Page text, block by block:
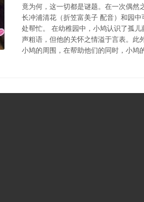
竟为何，这一切都是谜题。在一次偶
长冲浦清花（折笠富美子 配音）和园
处帮忙。 在幼稚园中，小鸠认识了孤
声粗语，但他的关怀之情溢于言表。此
小鸠的周围，在帮助他们的同时，小鸠